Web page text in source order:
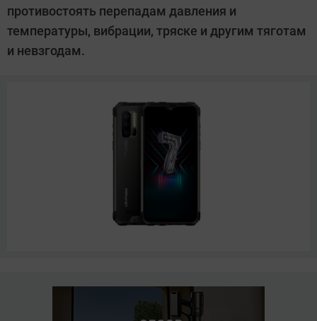
противостоять перепадам давления и
температуры, вибрации, тряске и другим тяготам
и невзгодам.